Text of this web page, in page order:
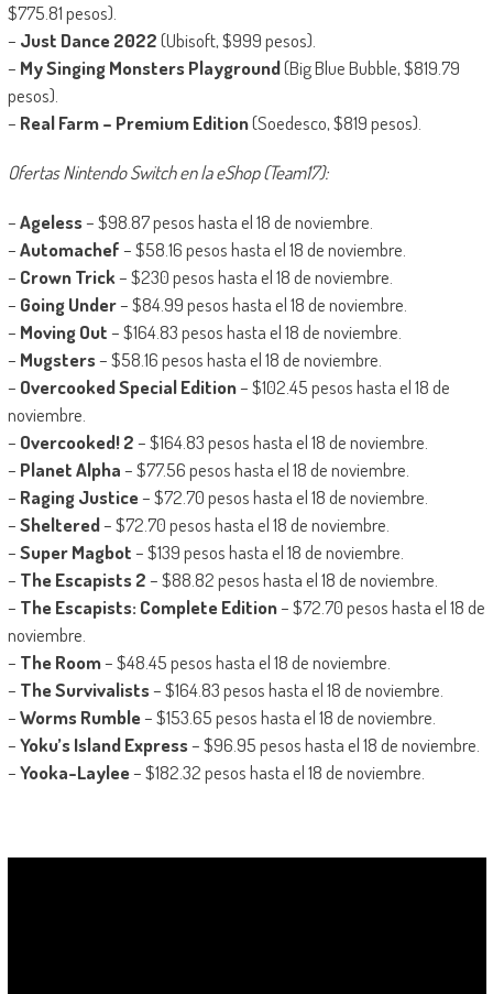
$775.81 pesos).
– Just Dance 2022(Ubisoft, $999 pesos).
– My Singing Monsters Playground(Big Blue Bubble, $819.79
pesos).
– Real Farm – Premium Edition(Soedesco, $819 pesos).
Ofertas Nintendo Switch en la eShop (Team17):
–Ageless– $98.87 pesos hasta el 18 de noviembre.
–Automachef– $58.16 pesos hasta el 18 de noviembre.
– Crown Trick– $230 pesos hasta el 18 de noviembre.
– Going Under– $84.99 pesos hasta el 18 de noviembre.
– Moving Out– $164.83 pesos hasta el 18 de noviembre.
– Mugsters– $58.16 pesos hasta el 18 de noviembre.
– Overcooked Special Edition– $102.45 pesos hasta el 18 de
noviembre.
– Overcooked! 2– $164.83 pesos hasta el 18 de noviembre.
– Planet Alpha– $77.56 pesos hasta el 18 de noviembre.
– Raging Justice– $72.70 pesos hasta el 18 de noviembre.
–Sheltered– $72.70 pesos hasta el 18 de noviembre.
–Super Magbot– $139 pesos hasta el 18 de noviembre.
– The Escapists 2– $88.82 pesos hasta el 18 de noviembre.
– The Escapists: Complete Edition– $72.70 pesos hasta el 18 de
noviembre.
– The Room– $48.45 pesos hasta el 18 de noviembre.
– The Survivalists– $164.83 pesos hasta el 18 de noviembre.
–Worms Rumble– $153.65 pesos hasta el 18 de noviembre.
–Yoku’s Island Express– $96.95 pesos hasta el 18 de noviembre.
–Yooka-Laylee– $182.32 pesos hasta el 18 de noviembre.